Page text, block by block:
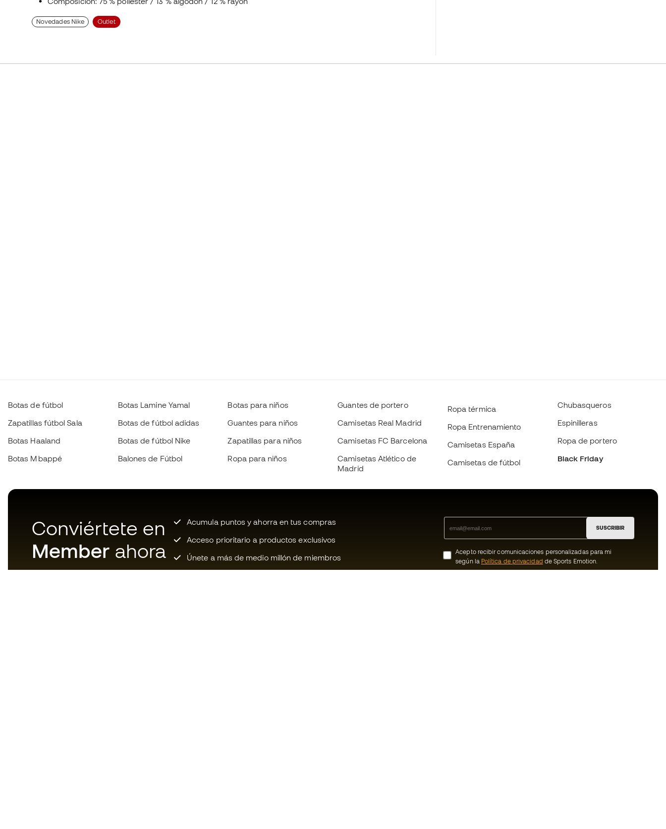
Novedades Nike Outlet
Botas de fútbol
Zapatillas fútbol Sala
Botas Haaland
Botas Mbappé
Botas Lamine Yamal
Botas de fútbol adidas
Botas de fútbol Nike
Balones de Fútbol
Botas para niños
Guantes para niños
Zapatillas para niños
Ropa para niños
Guantes de portero
Camisetas Real Madrid
Camisetas FC Barcelona
Camisetas Atlético de
Madrid
Ropa térmica
Ropa Entrenamiento
Camisetas España
Camisetas de fútbol
Chubasqueros
Espinilleras
Ropa de portero
Black Friday
Conviértete en
Member ahora
Acumula puntos y ahorra en tus compras
Acceso prioritario a productos exclusivos
Únete a más de medio millón de miembros
SUSCRIBIR
Acepto recibir comunicaciones personalizadas para mi
según la Política de privacidad de Sports Emotion.